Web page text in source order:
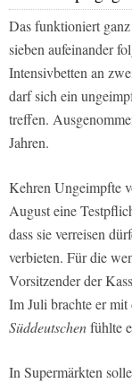
Das funktioniert
sieben aufeinander
Intensivbetten an
darf sich ein
treffen.
Jahren.
Kehren Ungeimpfte
August eine
dass sie verreisen
verbieten. Für die
Vorsitzender der
Im Juli brachte er
Süddeutschenfühlte
In Supermärkten